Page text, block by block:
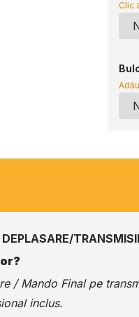
Clic
/ Mando Final pe
inclus.